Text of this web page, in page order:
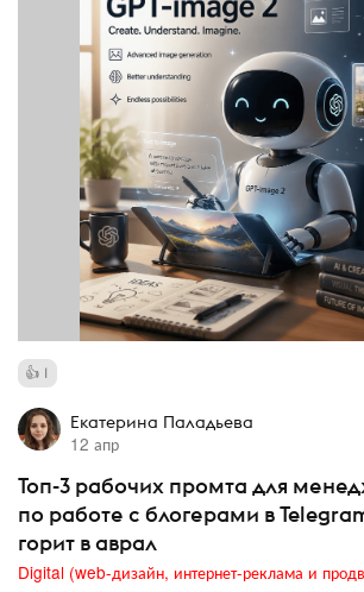
1
Екатерина Паладьева
12 апр
Топ-3 рабочих промта для
по работе с блогерами в
горит в аврал